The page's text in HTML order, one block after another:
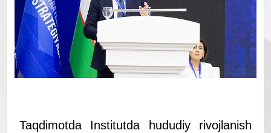
Taqdimotda Institutda hududiy rivojlanish